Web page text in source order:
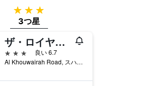
3つ星
3つ星
ザ・ロイヤルガーデンホテル
3つ星
良い 6.7
Al Khouwairah Road, スハール, オマーン